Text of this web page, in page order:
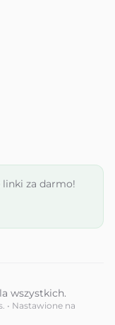
linki za darmo!
wszystkich.
• Nastawione na